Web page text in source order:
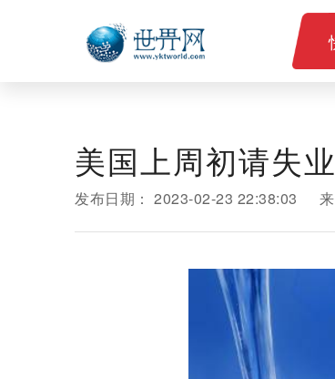
美国上周初请失
发布日期： 2023-02-23 22:38:03